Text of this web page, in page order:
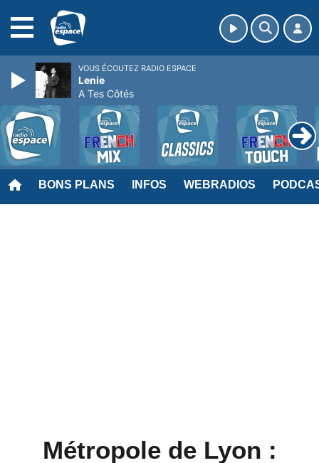
BONS PLANS INFOS WEBRADIOS
Métropole de Lyon :
VOUS ÉCOUTEZ RADIO ESPACE
Lenie
A Tes Côtés